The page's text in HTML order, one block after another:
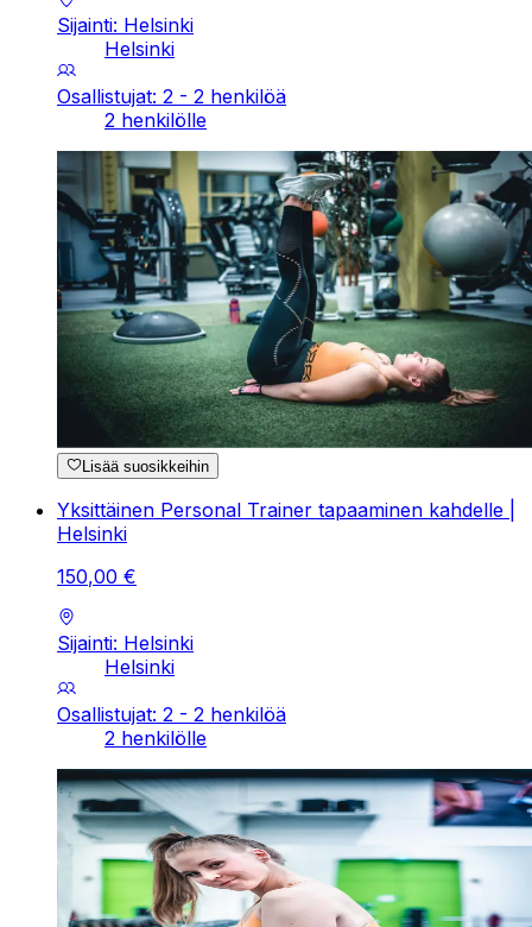
Sijainti: Helsinki
Helsinki
Osallistujat: 2 - 2 henkilöä
2 henkilölle
Lisää suosikkeihin
Yksittäinen Personal Trainer tapaaminen kahdelle |
Helsinki
150,00 €
Sijainti: Helsinki
Helsinki
Osallistujat: 2 - 2 henkilöä
2 henkilölle